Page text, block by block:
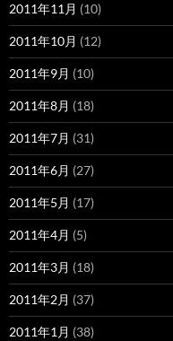
2011年11月 (10)
2011年10月 (12)
2011年9月 (10)
2011年8月 (18)
2011年7月 (31)
2011年6月 (27)
2011年5月 (17)
2011年4月 (5)
2011年3月 (18)
2011年2月 (37)
2011年1月 (38)